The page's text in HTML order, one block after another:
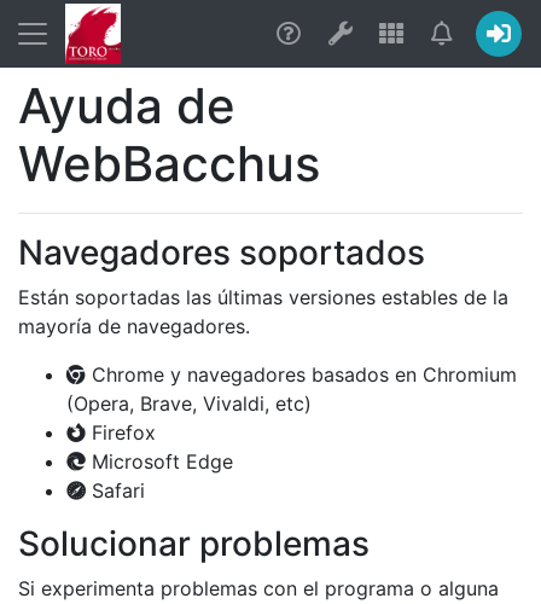
AyudaUtilidades
Ayuda de
WebBacchus
Navegadores soportados
Están soportadas las últimas versiones estables de la
mayoría de navegadores.
Chrome y navegadores basados en Chromium
(Opera, Brave, Vivaldi, etc)
Firefox
Microsoft Edge
Safari
Solucionar problemas
Si experimenta problemas con el programa o alguna